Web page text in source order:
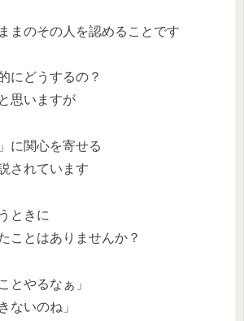
まのその人を認めることです
にどうするの？
思いますが
に関心を寄せる
されています
ときに
ことはありませんか？
とやるなぁ」
ないのね」